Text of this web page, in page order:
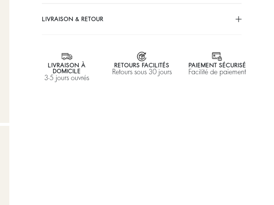
LIVRAISON & RETOUR
LIVRAISON À
DOMICILE
3-5 jours ouvrés
RETOURS FACILITÉS
Retours sous 30 jours
PAIEMENT SÉCURISÉ
Facilité de paiement